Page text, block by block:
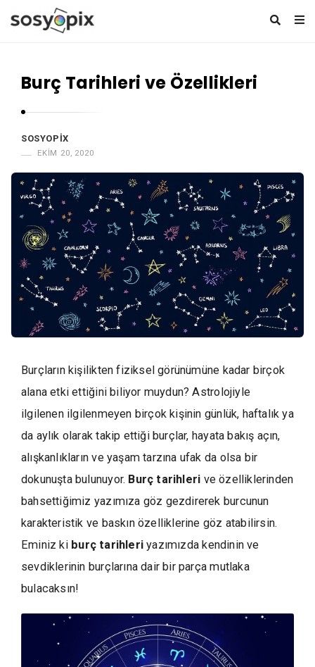
Burç Tarihleri ve Özellikleri
SOSYOPIX
EKIM 20, 2020
Burçların kişilikten fiziksel görünümüne kadar birçok
alana etki ettiğini biliyor muydun? Astrolojiyle
ilgilenen ilgilenmeyen birçok kişinin günlük, haftalık ya
da aylık olarak takip ettiği burçlar, hayata bakış açın,
alışkanlıkların ve yaşam tarzına ufak da olsa bir
dokunuşta bulunuyor. Burç tarihleri ve özelliklerinden
bahsettiğimiz yazımıza göz gezdirerek burcunun
karakteristik ve baskın özelliklerine göz atabilirsin.
Eminiz ki burç tarihleri yazımızda kendinin ve
sevdiklerinin burçlarına dair bir parça mutlaka
bulacaksın!